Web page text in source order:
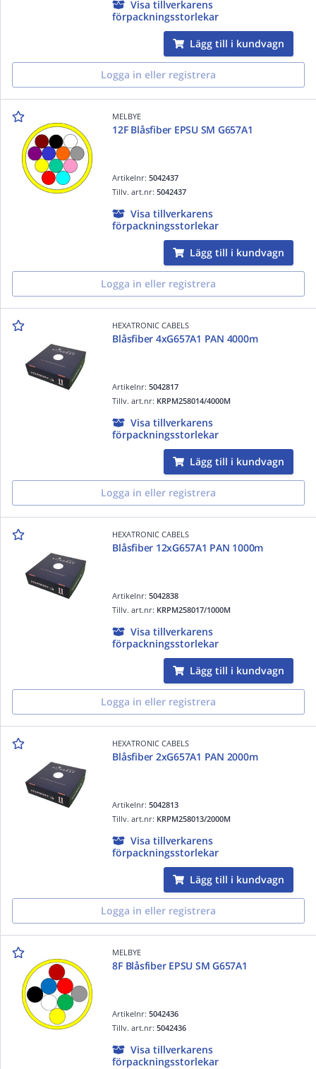
Visa tillverkarens
förpackningsstorlekar
Lägg till i kundvagn
Logga in eller registrera
MELBYE
12F Blåsfiber EPSU SM G657A1
Artikelnr:5042437
Tillv. art.nr:5042437
Visa tillverkarens
förpackningsstorlekar
Lägg till i kundvagn
Logga in eller registrera
HEXATRONIC CABELS
Blåsfiber 4xG657A1 PAN 4000m
Artikelnr:5042817
Tillv. art.nr: KRPM258014/4000M
Visa tillverkarens
förpackningsstorlekar
Lägg till i kundvagn
Logga in eller registrera
HEXATRONIC CABELS
Blåsfiber 12xG657A1 PAN 1000m
Artikelnr:5042838
Tillv. art.nr: KRPM258017/1000M
Visa tillverkarens
förpackningsstorlekar
Lägg till i kundvagn
Logga in eller registrera
HEXATRONIC CABELS
Blåsfiber 2xG657A1 PAN 2000m
Artikelnr:5042813
Tillv. art.nr: KRPM258013/2000M
Visa tillverkarens
förpackningsstorlekar
Lägg till i kundvagn
Logga in eller registrera
MELBYE
8F Blåsfiber EPSU SM G657A1
Artikelnr:5042436
Tillv. art.nr:5042436
Visa tillverkarens
förpackningsstorlekar